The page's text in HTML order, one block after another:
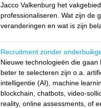
Jacco Valkenburg het
professionaliseren. Wat zijn de
veranderingen en wat is zijn
Recruitment zonder
Nieuwe technologieën die gaan
beter te selecteren zijn o.a.
intelligentie (AI), machine
blockchain, chatbots, video-
reality, online assessments, of